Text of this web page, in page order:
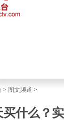
> 图文频道 >
买什么？